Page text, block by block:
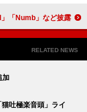
ンピオンズリーグ】決勝戦前に「In the End」「Numb」など披露
RELATED NEWS
加
吐極楽音頭」ライ